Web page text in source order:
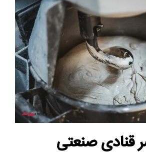
قنادی صنعتی